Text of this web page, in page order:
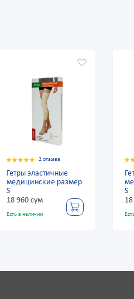
2 отзыва
Гетры эластичные
медицинские размер
S
18 960 сум
Есть в наличии
S